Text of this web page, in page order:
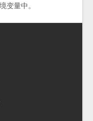
变量中。